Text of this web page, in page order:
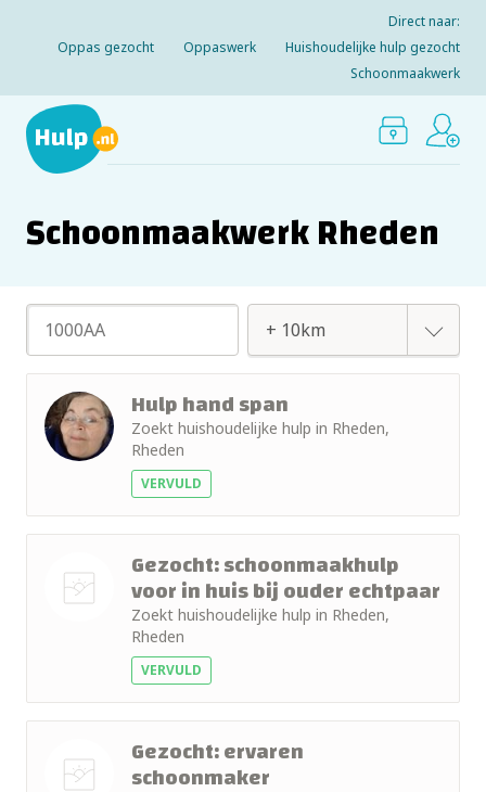
Direct naar:
Oppas gezocht
Oppaswerk
Huishoudelijke hulp gezocht
Schoonmaakwerk
Schoonmaakwerk Rheden
+ 2km
+ 5km
+ 15km
+ 25km
Hulp hand span
Zoekt huishoudelijke hulp in Rheden,
Rheden
VERVULD
Gezocht: schoonmaakhulp
voor in huis bij ouder echtpaar
Zoekt huishoudelijke hulp in Rheden,
Rheden
VERVULD
Gezocht: ervaren
schoonmaker